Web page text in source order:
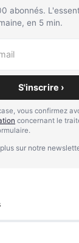
abonnés.
en 5 min.
S'inscrire ›
vous confirmez
concernant le
sur notre